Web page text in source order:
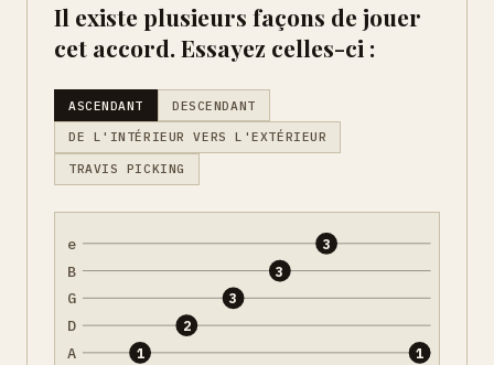
Il existe plusieurs façons de jouer
cet accord. Essayez celles-ci :
ASCENDANT DESCENDANT
DE L'INTÉRIEUR VERS L'EXTÉRIEUR
TRAVIS PICKING
e
B
G
D
A 1
2
3
3
3
1